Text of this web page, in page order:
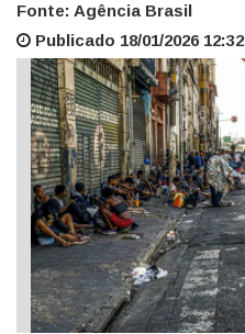
Fonte: Agência Brasil
Publicado 18/01/2026 12:32